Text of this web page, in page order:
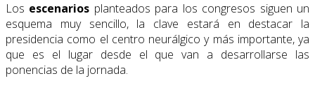
Los escenarios planteados para los congresos siguen un
esquema muy sencillo, la clave estará en destacar la
presidencia como el centro neurálgico y más importante, ya
que es el lugar desde el que van a desarrollarse las
ponencias de la jornada.